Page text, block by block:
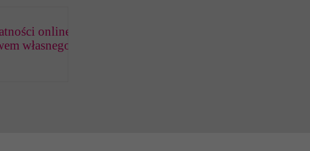
online
własnego banku